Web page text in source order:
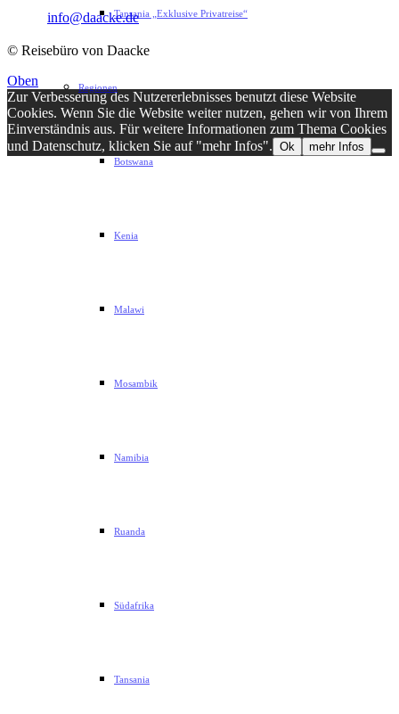
Tansania „Exklusive Privatreise“
Regionen
Botswana
Kenia
Malawi
Mosambik
Namibia
Ruanda
Südafrika
Tansania
info@daacke.de
© Reisebüro von Daacke
Oben
Zur Verbesserung des Nutzererlebnisses benutzt diese Website
Cookies. Wenn Sie die Website weiter nutzen, gehen wir von Ihrem
Einverständnis aus. Für weitere Informationen zum Thema Cookies
und Datenschutz, klicken Sie auf "mehr Infos". Ok mehr Infos